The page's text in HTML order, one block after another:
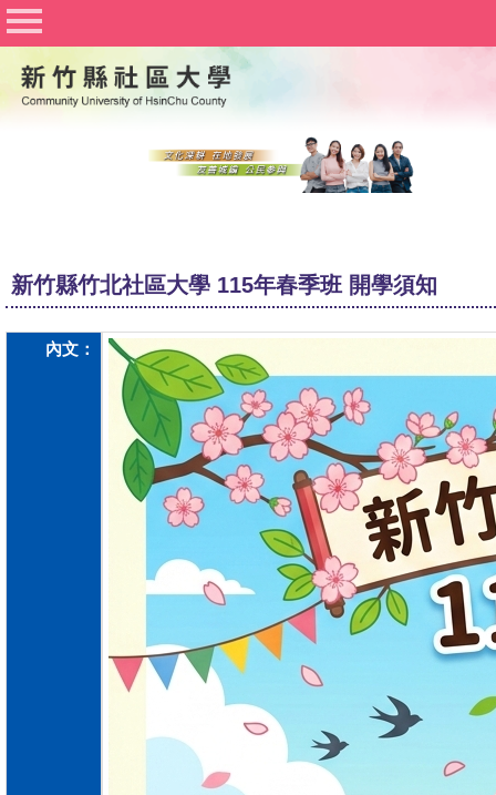
社區大學聯合網
竹北社區大學
行事曆
課程資訊
新竹縣竹北社區大學 115年春季班 開學須知
內文：